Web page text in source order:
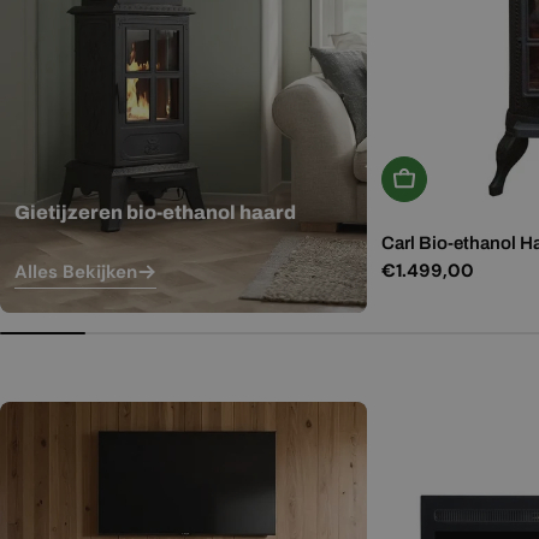
Gietijzeren bio-ethanol haard
Alles Bekijken
In Winkelwagen
Carl Bio-ethanol
Normale
€1.499,00